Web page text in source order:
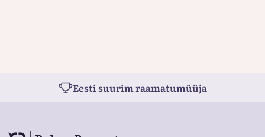
Eesti suurim raamatumüüja